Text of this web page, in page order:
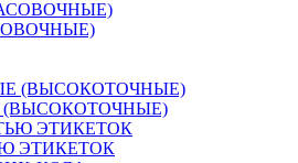
(ВЫСОКОТОЧНЫЕ)
ЭТИКЕТОК